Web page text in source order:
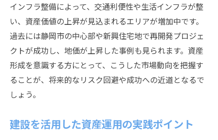
インフラ整備によって、交通利便性や生活インフラが整
い、資産価値の上昇が見込まれるエリアが増加中です。
過去には静岡市の中心部や新興住宅地で再開発プロジェ
クトが成功し、地価が上昇した事例も見られます。資産
形成を意識する方にとって、こうした市場動向を把握す
ることが、将来的なリスク回避や成功への近道となるで
しょう。
建設を活用した資産運用の実践ポイント